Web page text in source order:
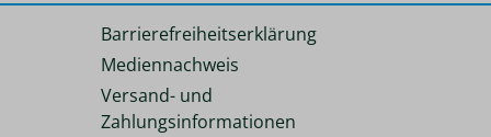
Barrierefreiheitserklärung
Mediennachweis
Versand- und
Zahlungsinformationen